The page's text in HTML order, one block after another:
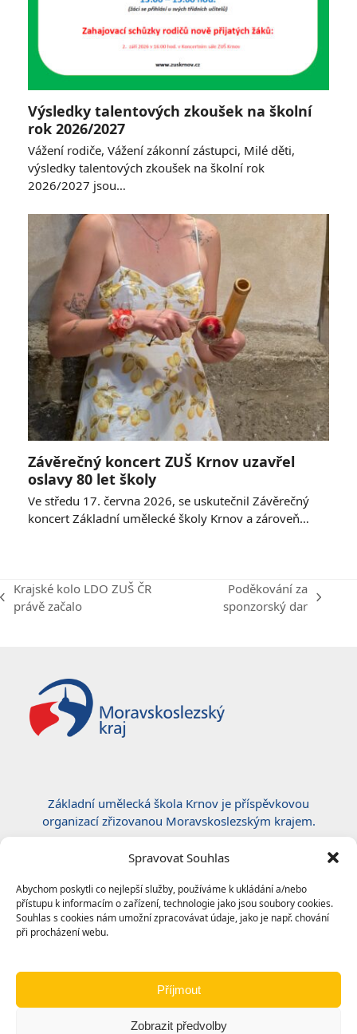
Spravovat Souhlas
Abychom poskytli co nejlepší služby, používáme k ukládání a/nebo
přístupu k informacím o zařízení, technologie jako jsou soubory cookies.
Souhlas s cookies nám umožní zpracovávat údaje, jako je např. chování
při procházení webu.
Příjmout
Zobrazit předvolby
Výsledky talentových zkoušek na školní
rok 2026/2027
Vážení rodiče, Vážení zákonní zástupci, Milé děti,
výsledky talentových zkoušek na školní rok
2026/2027 jsou…
Závěrečný koncert ZUŠ Krnov uzavřel
oslavy 80 let školy
Ve středu 17. června 2026, se uskutečnil Závěrečný
koncert Základní umělecké školy Krnov a zároveň…
previous
Krajské kolo LDO ZUŠ ČR
právě začalo
Poděkování za
sponzorský dar
Základní umělecká škola Krnov je příspěvkovou
organizací zřizovanou Moravskoslezským krajem.
Certifikace ČSN EN ISO 50001:2019